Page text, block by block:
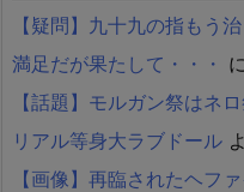
【疑問】九十九の指もう
満足だが果たして・・・ に
【話題】モルガン祭はネ
リアル等身大ラブドール
【画像】再臨されたヘフ